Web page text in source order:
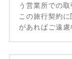
う営業所での取
この旅行契約
があればご遠慮